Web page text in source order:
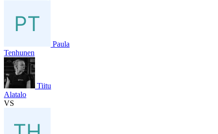
Paula
Tenhunen
Tiitu
Alatalo
VS